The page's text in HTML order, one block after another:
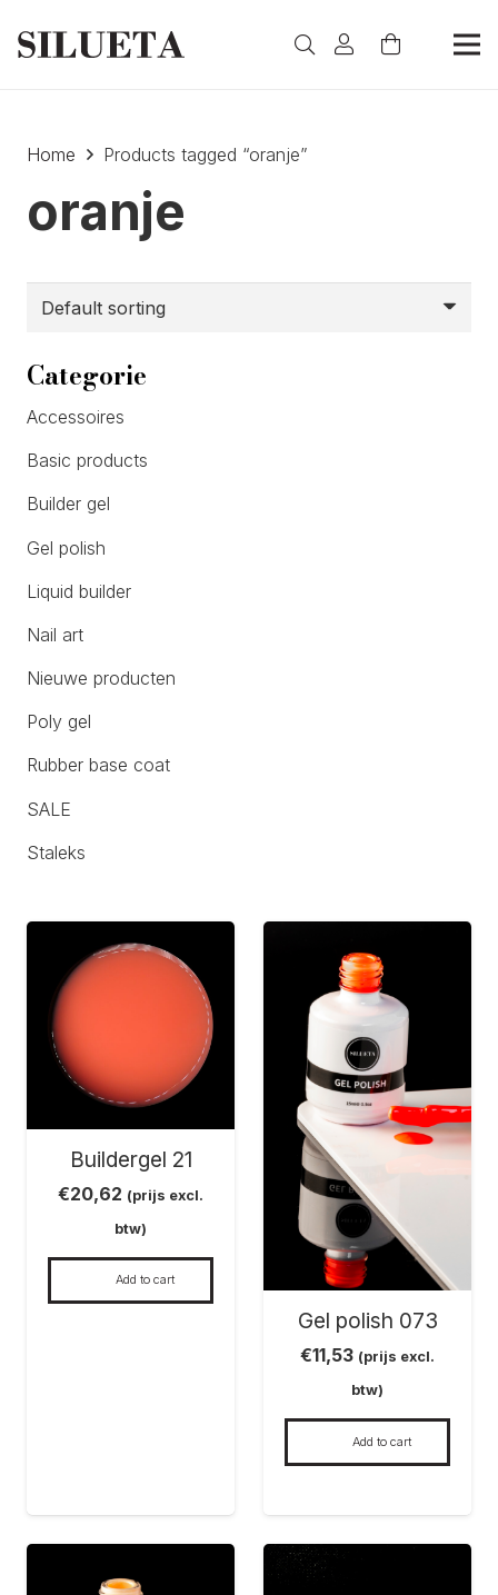
Home Products tagged “oranje”
oranje
Buildergel 21
€20,62 (prijs excl.
btw)
Add to cart
Gel polish 073
€11,53 (prijs excl.
btw)
Add to cart
Categorie
Accessoires
Basic products
Builder gel
Gel polish
Liquid builder
Nail art
Nieuwe producten
Poly gel
Rubber base coat
SALE
Staleks